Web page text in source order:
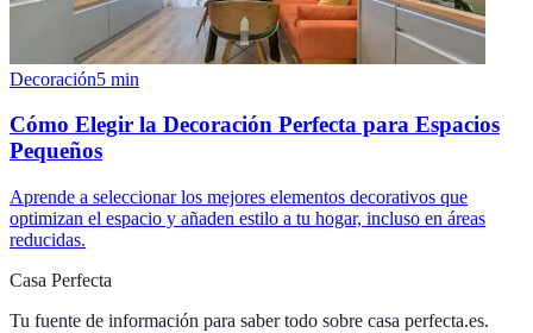
Decoración5 min
Cómo Elegir la Decoración Perfecta para Espacios
Pequeños
Aprende a seleccionar los mejores elementos decorativos que
optimizan el espacio y añaden estilo a tu hogar, incluso en áreas
reducidas.
Casa Perfecta
Tu fuente de información para saber todo sobre casa perfecta.es.